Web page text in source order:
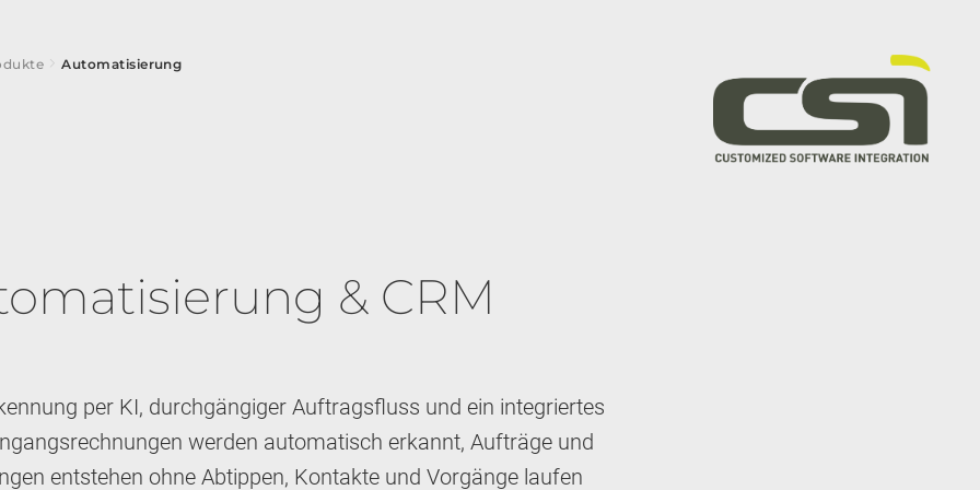
chevron_rightAutomatisierung
& CRM
per KI, durchgängiger Auftragsfluss und ein integriertes
werden automatisch erkannt, Aufträge und
entstehen ohne Abtippen, Kontakte und Vorgänge laufen